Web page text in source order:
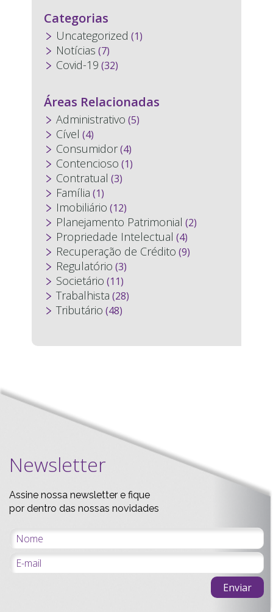
Categorias
Uncategorized (1)
Notícias (7)
Covid-19 (32)
Áreas Relacionadas
Administrativo (5)
Cível (4)
Consumidor(4)
Contencioso (1)
Contratual (3)
Família (1)
Imobiliário (12)
Planejamento Patrimonial (2)
Propriedade Intelectual (4)
Recuperação de Crédito (9)
Regulatório (3)
Societário (11)
Trabalhista (28)
Tributário (48)
Newsletter
Assine nossa newsletter e fique
por dentro das nossas novidades